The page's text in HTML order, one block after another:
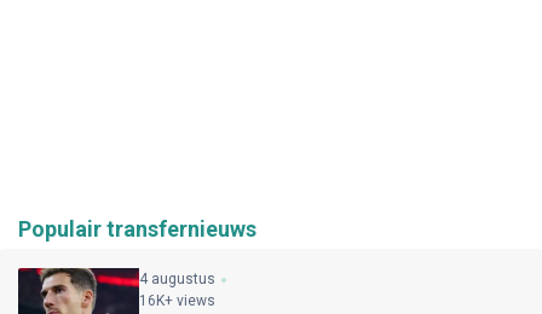
Populair transfernieuws
4 augustus
16K+ views